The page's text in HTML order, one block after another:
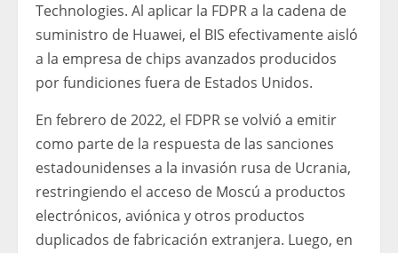
Technologies. Al aplicar la FDPR a la cadena de
suministro de Huawei, el BIS efectivamente aisló
a la empresa de chips avanzados producidos
por fundiciones fuera de Estados Unidos.
En febrero de 2022, el FDPR se volvió a emitir
como parte de la respuesta de las sanciones
estadounidenses a la invasión rusa de Ucrania,
restringiendo el acceso de Moscú a productos
electrónicos, aviónica y otros productos
duplicados de fabricación extranjera. Luego, en